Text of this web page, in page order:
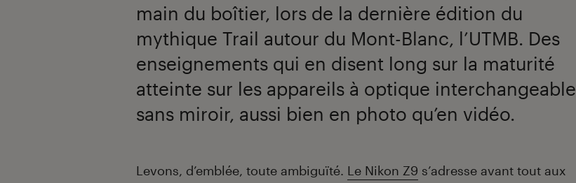
main du boîtier, lors de la dernière édition du
mythique Trail autour du Mont-Blanc, l’UTMB. Des
enseignements qui en disent long sur la maturité
atteinte sur les appareils à optique interchangeable
sans miroir, aussi bien en photo qu’en vidéo.
Introduction
Levons, d’emblée, toute ambiguïté. Le Nikon Z9 s’adresse avant tout aux